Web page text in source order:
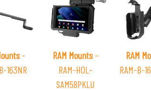
-
163NR
RAM Mounts-
RAM-HOL-
SAM58PKLU
RAM
RAM-B-